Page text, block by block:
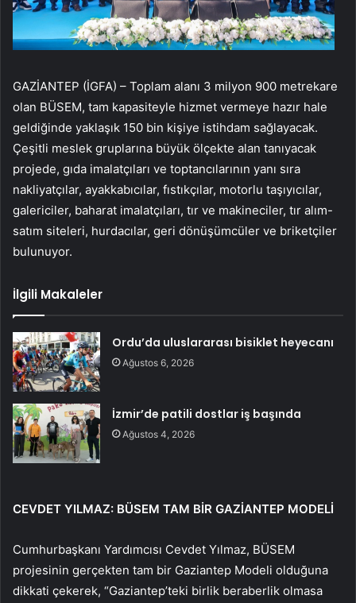
GAZİANTEP (İGFA) – Toplam alanı 3 milyon 900 metrekare
olan BÜSEM, tam kapasiteyle hizmet vermeye hazır hale
geldiğinde yaklaşık 150 bin kişiye istihdam sağlayacak.
Çeşitli meslek gruplarına büyük ölçekte alan tanıyacak
projede, gıda imalatçıları ve toptancılarının yanı sıra
nakliyatçılar, ayakkabıcılar, fıstıkçılar, motorlu taşıyıcılar,
galericiler, baharat imalatçıları, tır ve makineciler, tır alım-
satım siteleri, hurdacılar, geri dönüşümcüler ve briketçiler
bulunuyor.
İlgili Makaleler
Ordu’da uluslararası bisiklet heyecanı
Ağustos 6, 2026
İzmir’de patili dostlar iş başında
Ağustos 4, 2026
CEVDET YILMAZ: BÜSEM TAM BİR GAZİANTEP MODELİ
Cumhurbaşkanı Yardımcısı Cevdet Yılmaz, BÜSEM
projesinin gerçekten tam bir Gaziantep Modeli olduğuna
dikkati çekerek, “Gaziantep’teki birlik beraberlik olmasa